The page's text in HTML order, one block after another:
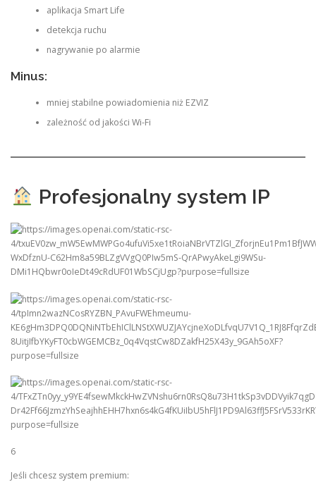
aplikacja Smart Life
detekcja ruchu
nagrywanie po alarmie
Minus:
mniej stabilne powiadomienia niż EZVIZ
zależność od jakości Wi-Fi
Profesjonalny system IP
6
Jeśli chcesz system premium: